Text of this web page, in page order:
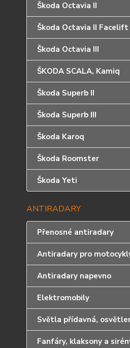
Škoda Octavia II
Škoda Octavia II Facelift
Škoda Octavia III
ŠKODA SCALA, Kamiq
Škoda Superb II
Škoda Superb III
Škoda Karoq
Škoda Roomster
Škoda Yeti
ANTIRADARY
Přenosné antiradary
Antiradary pro
Antiradary napevno
Elektromobily
Světla přídavná,
Fanfáry, klaksony a